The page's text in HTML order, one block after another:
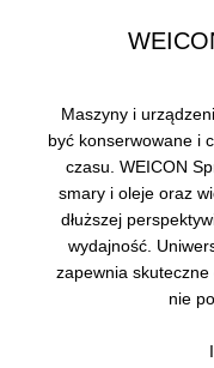
Maszyny i
być konserwowane i
czasu. WEICON
smary i oleje oraz
dłuższej
wydajność.
zapewnia skuteczne
nie